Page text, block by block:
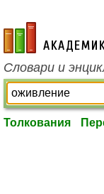
academic.ru
Словари и
Толкования